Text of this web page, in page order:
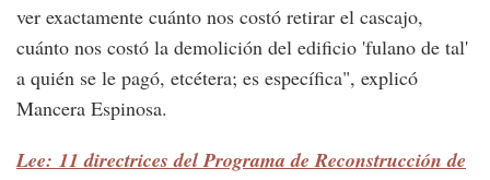
ver exactamente cuánto nos costó retirar el cascajo,
cuánto nos costó la demolición del edificio 'fulano de tal'
a quién se le pagó, etcétera; es específica", explicó
Mancera Espinosa.
Lee: 11 directrices del Programa de Reconstrucción de